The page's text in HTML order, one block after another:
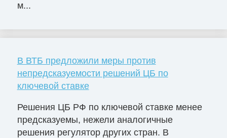
м...
В ВТБ предложили меры против
непредсказуемости решений ЦБ по
ключевой ставке
Решения ЦБ РФ по ключевой ставке менее
предсказуемы, нежели аналогичные
решения регулятор других стран. В